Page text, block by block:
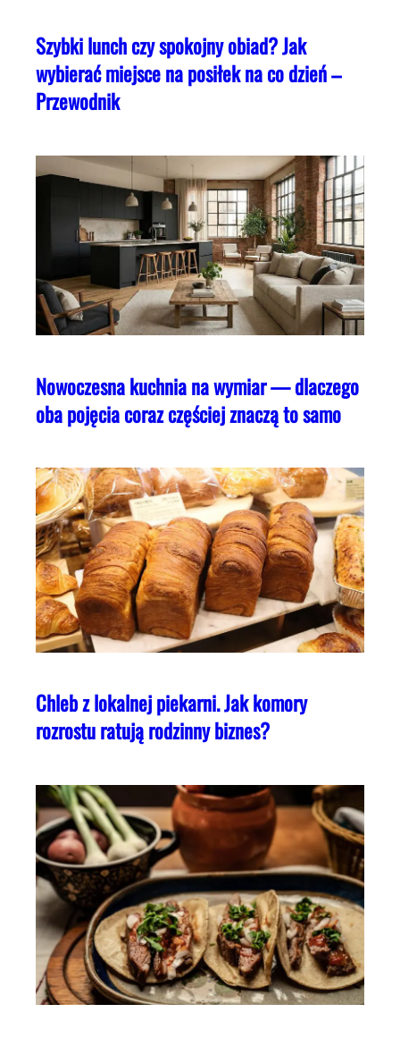
Szybki lunch czy spokojny obiad? Jak
wybierać miejsce na posiłek na co dzień –
Przewodnik
Nowoczesna kuchnia na wymiar — dlaczego
oba pojęcia coraz częściej znaczą to samo
Chleb z lokalnej piekarni. Jak komory
rozrostu ratują rodzinny biznes?